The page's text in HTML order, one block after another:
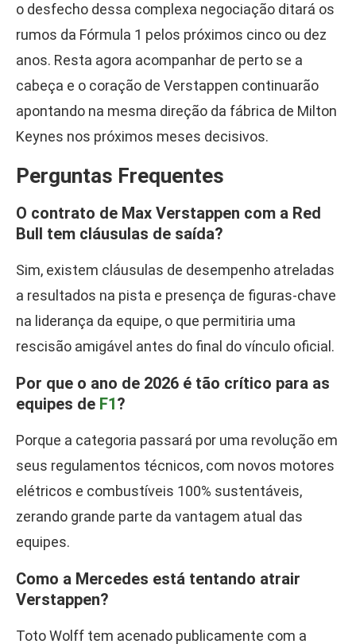
o desfecho dessa complexa negociação ditará os
rumos da Fórmula 1 pelos próximos cinco ou dez
anos. Resta agora acompanhar de perto se a
cabeça e o coração de Verstappen continuarão
apontando na mesma direção da fábrica de Milton
Keynes nos próximos meses decisivos.
Perguntas Frequentes
O contrato de Max Verstappen com a Red
Bull tem cláusulas de saída?
Sim, existem cláusulas de desempenho atreladas
a resultados na pista e presença de figuras-chave
na liderança da equipe, o que permitiria uma
rescisão amigável antes do final do vínculo oficial.
Por que o ano de 2026 é tão crítico para as
equipes de F1?
Porque a categoria passará por uma revolução em
seus regulamentos técnicos, com novos motores
elétricos e combustíveis 100% sustentáveis,
zerando grande parte da vantagem atual das
equipes.
Como a Mercedes está tentando atrair
Verstappen?
Toto Wolff tem acenado publicamente com a